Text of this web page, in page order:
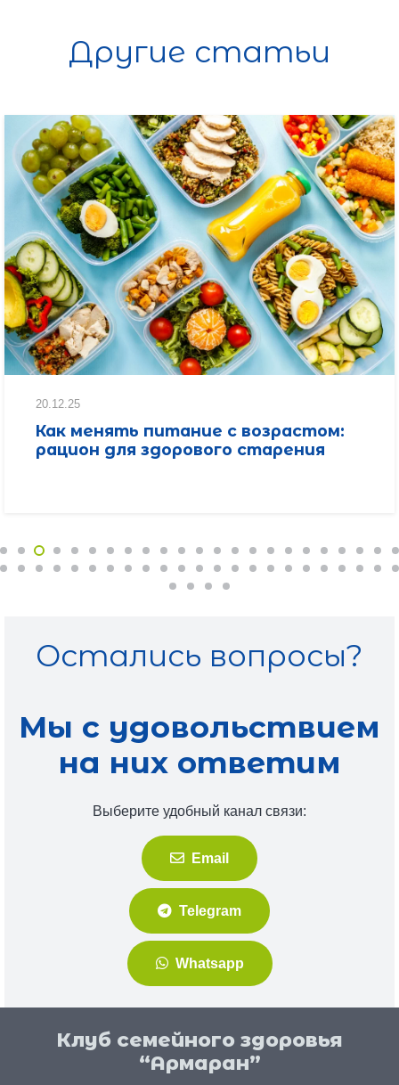
Другие статьи
20.12.25
Как менять питание с возрастом:
рацион для здорового старения
Остались вопросы?
Мы с удовольствием
на них ответим
Выберите удобный канал связи:
Email
Telegram
Whatsapp
Клуб семейного здоровья
“Армаран”